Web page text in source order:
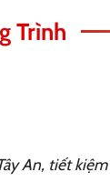
Trình
An, tiết